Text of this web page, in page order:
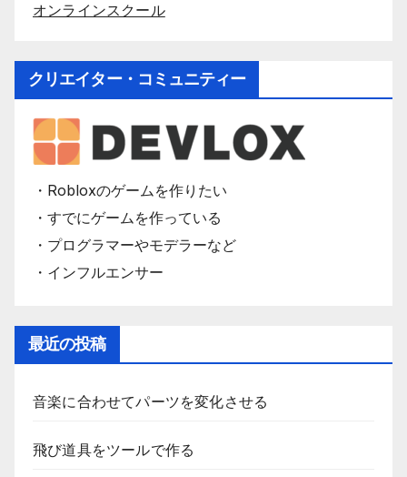
オンラインスクール
クリエイター・コミュニティー
・Robloxのゲームを作りたい
・すでにゲームを作っている
・プログラマーやモデラーなど
・インフルエンサー
最近の投稿
音楽に合わせてパーツを変化させる
飛び道具をツールで作る